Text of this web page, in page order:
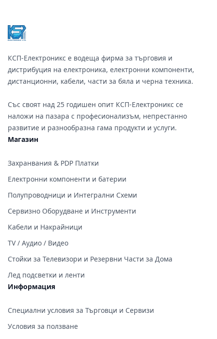
КСП-Електроникс е водеща фирма за търговия и
дистрибуция на електроника, електронни компоненти,
дистанционни, кабели, части за бяла и черна техника.
Със своят над 25 годишен опит КСП-Електроникс се
наложи на пазара с професионализъм, непрестанно
развитие и разнообразна гама продукти и услуги.
Магазин
Захранвания & PDP Платки
Електронни компоненти и батерии
Полупроводници и Интегрални Схеми
Сервизно Оборудване и Инструменти
Кабели и Накрайници
TV / Аудио / Видео
Стойки за Телевизори и Резервни Части за Дома
Лед подсветки и ленти
Информация
Специални условия за Търговци и Сервизи
Условия за ползване